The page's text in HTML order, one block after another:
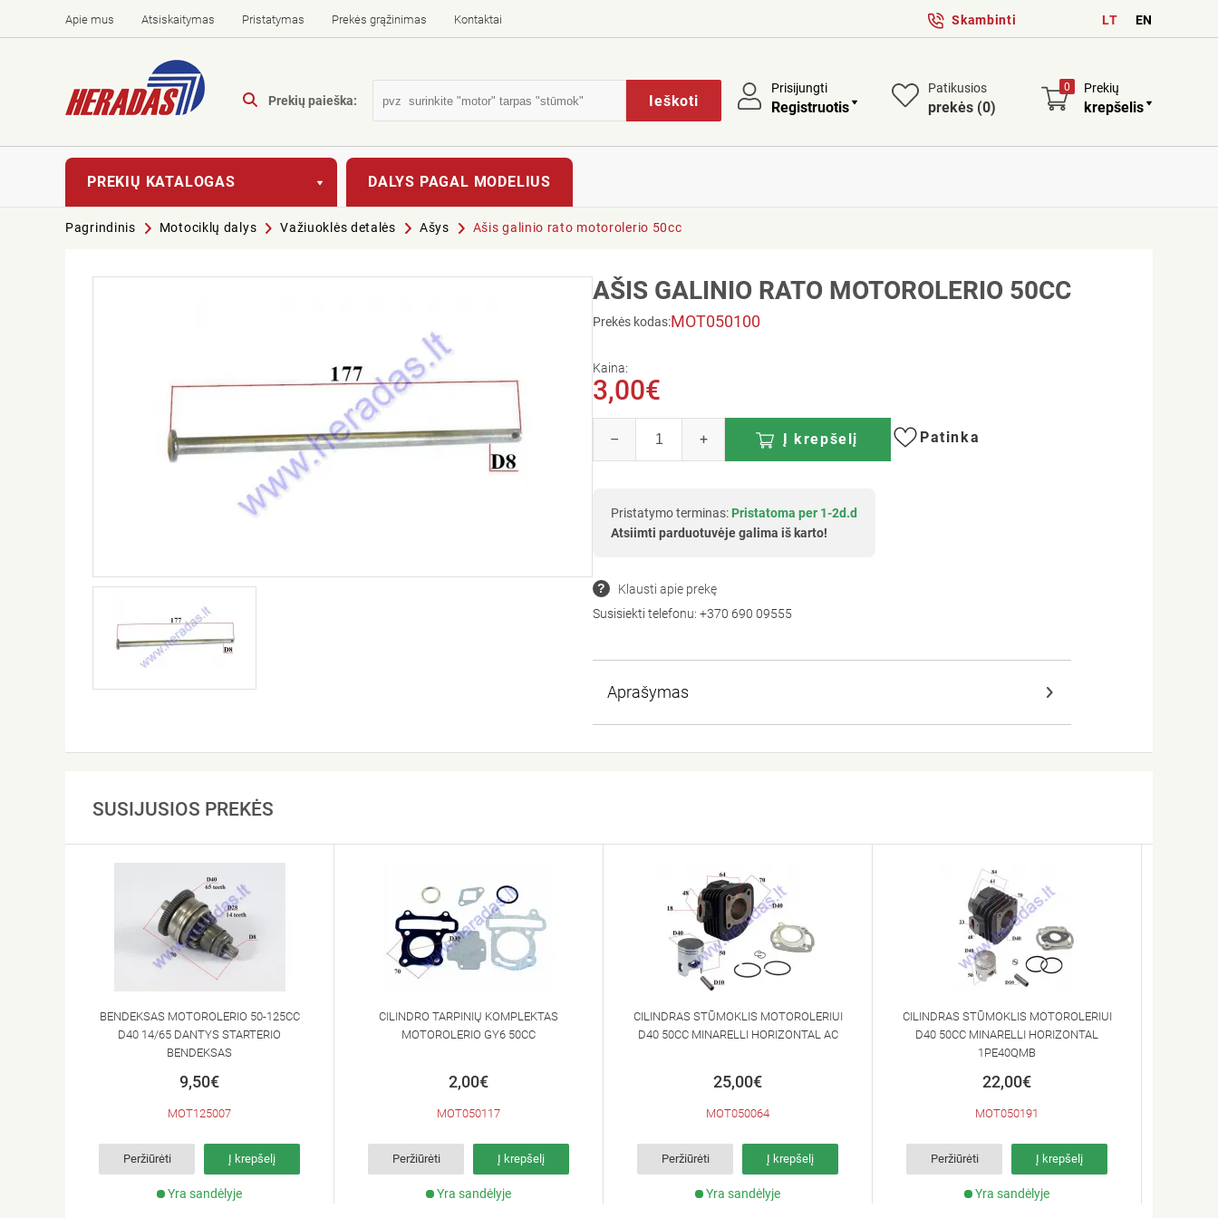
Apie mus Atsiskaitymas Pristatymas Prekės grąžinimas Kontaktai Skambinti LT EN
Prekių paieška: Ieškoti
Prisijungti
Registruotis
Patikusios
prekės (0)
0 Prekių
krepšelis
PREKIŲ KATALOGAS DALYS PAGAL MODELIUS
Pagrindinis Motociklų dalys Važiuoklės detalės Ašys Ašis galinio rato motorolerio 50cc
AŠIS GALINIO RATO MOTOROLERIO 50CC
Prekės kodas:MOT050100
Kaina:
3,00€
– + Į krepšelį Patinka
Pristatymo terminas: Pristatoma per 1-2d.d
Atsiimti parduotuvėje galima iš karto!
Klausti apie prekę
Susisiekti telefonu: +370 690 09555
Aprašymas
SUSIJUSIOS PREKĖS
BENDEKSAS MOTOROLERIO 50-125CC
D40 14/65 DANTYS STARTERIO
BENDEKSAS
9,50€
MOT125007
Peržiūrėti Į krepšelį
Yra sandėlyje
CILINDRO TARPINIŲ KOMPLEKTAS
MOTOROLERIO GY6 50CC
2,00€
MOT050117
Peržiūrėti Į krepšelį
Yra sandėlyje
CILINDRAS STŪMOKLIS MOTOROLERIUI
D40 50CC MINARELLI HORIZONTAL AC
25,00€
MOT050064
Peržiūrėti Į krepšelį
Yra sandėlyje
CILINDRAS STŪMOKLIS MOTOROLERIUI
D40 50CC MINARELLI HORIZONTAL
1PE40QMB
22,00€
MOT050191
Peržiūrėti Į krepšelį
Yra sandėlyje